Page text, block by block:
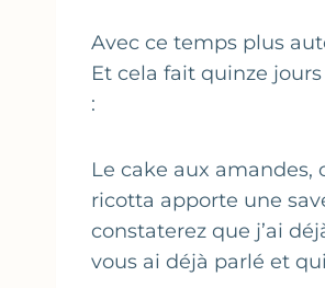
Avec ce temps plus
Et cela fait quinze
:
Le cake aux
ricotta apporte une
constaterez que j’ai
vous ai déjà parlé et